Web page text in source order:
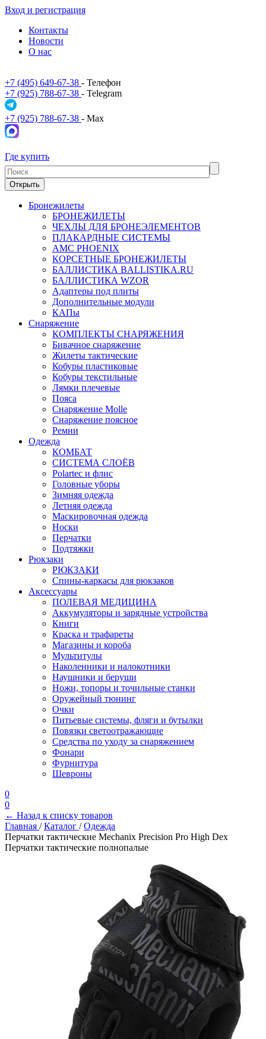
Вход и регистрация
Контакты
Новости
О нас
+7 (495) 649-67-38 - Телефон
+7 (925) 788-67-38 - Telegram
+7 (925) 788-67-38 - Max
Где купить
Открыть
Бронежилеты
БРОНЕЖИЛЕТЫ
ЧЕХЛЫ ДЛЯ БРОНЕЭЛЕМЕНТОВ
ПЛАКАРДНЫЕ СИСТЕМЫ
АМС PHOENIX
КОРСЕТНЫЕ БРОНЕЖИЛЕТЫ
БАЛЛИСТИКА BALLISTIKA.RU
БАЛЛИСТИКА WZOR
Адаптеры под плиты
Дополнительные модули
КАПы
Снаряжение
КОМПЛЕКТЫ СНАРЯЖЕНИЯ
Бивачное снаряжение
Жилеты тактические
Кобуры пластиковые
Кобуры текстильные
Лямки плечевые
Пояса
Снаряжение Molle
Снаряжение поясное
Ремни
Одежда
КОМБАТ
СИСТЕМА СЛОЁВ
Polartec и флис
Головные уборы
Зимняя одежда
Летняя одежда
Маскировочная одежда
Носки
Перчатки
Подтяжки
Рюкзаки
РЮКЗАКИ
Спины-каркасы для рюкзаков
Аксессуары
ПОЛЕВАЯ МЕДИЦИНА
Аккумуляторы и зарядные устройства
Книги
Краска и трафареты
Магазины и короба
Мультитулы
Наколенники и налокотники
Наушники и беруши
Ножи, топоры и точильные станки
Оружейный тюнинг
Очки
Питьевые системы, фляги и бутылки
Повязки светоотражающие
Средства по уходу за снаряжением
Фонари
Фурнитура
Шевроны
0
0
← Назад к списку товаров
Главная / Каталог / Одежда
Перчатки тактические Mechanix Precision Pro High Dex
Перчатки тактические полнопалые